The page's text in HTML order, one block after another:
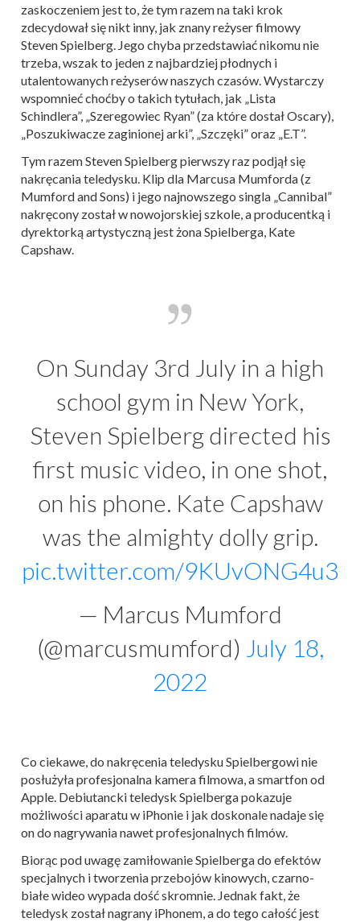
zaskoczeniem jest to, że tym razem na taki krok
zdecydował się nikt inny, jak znany reżyser filmowy
Steven Spielberg. Jego chyba przedstawiać nikomu nie
trzeba, wszak to jeden z najbardziej płodnych i
utalentowanych reżyserów naszych czasów. Wystarczy
wspomnieć choćby o takich tytułach, jak „Lista
Schindlera”, „Szeregowiec Ryan” (za które dostał Oscary),
„Poszukiwacze zaginionej arki”, „Szczęki” oraz „E.T”.
Tym razem Steven Spielberg pierwszy raz podjął się
nakręcania teledysku. Klip dla Marcusa Mumforda (z
Mumford and Sons) i jego najnowszego singla „Cannibal”
nakręcony został w nowojorskiej szkole, a producentką i
dyrektorką artystyczną jest żona Spielberga, Kate
Capshaw.
On Sunday 3rd July in a high
school gym in New York,
Steven Spielberg directed his
first music video, in one shot,
on his phone. Kate Capshaw
was the almighty dolly grip.
pic.twitter.com/9KUvONG4u3
— Marcus Mumford
(@marcusmumford) July 18,
2022
Co ciekawe, do nakręcenia teledysku Spielbergowi nie
posłużyła profesjonalna kamera filmowa, a smartfon od
Apple. Debiutancki teledysk Spielberga pokazuje
możliwości aparatu w iPhonie i jak doskonale nadaje się
on do nagrywania nawet profesjonalnych filmów.
Biorąc pod uwagę zamiłowanie Spielberga do efektów
specjalnych i tworzenia przebojów kinowych, czarno-
białe wideo wypada dość skromnie. Jednak fakt, że
teledysk został nagrany iPhonem, a do tego całość jest